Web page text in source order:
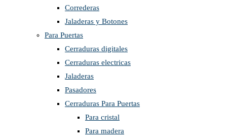
Correderas
Jaladeras y Botones
Para Puertas
Cerraduras digitales
Cerraduras electricas
Jaladeras
Pasadores
Cerraduras Para Puertas
Para cristal
Para madera